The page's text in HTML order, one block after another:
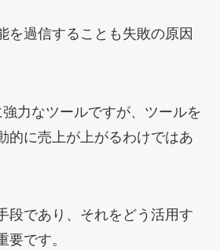
を過信することも失敗の原因
力なツールですが、ツールを
的に売上が上がるわけではあ
段であり、それをどう活用す
です。